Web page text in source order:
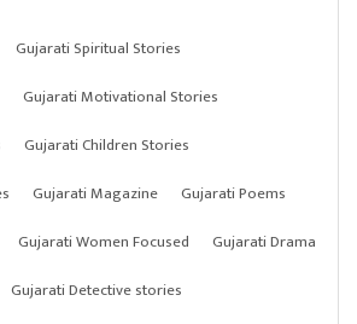
Gujarati Spiritual Stories
Gujarati Motivational Stories
Gujarati Children Stories
Gujarati Magazine
Gujarati Poems
Gujarati Women Focused
Gujarati Drama
Gujarati Detective stories